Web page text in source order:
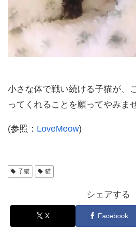
小さな体で戦い続ける子猫が、
ってくれることを願ってやみま
(参照： LoveMeow)
子猫 猫
シェアする
X Facebook